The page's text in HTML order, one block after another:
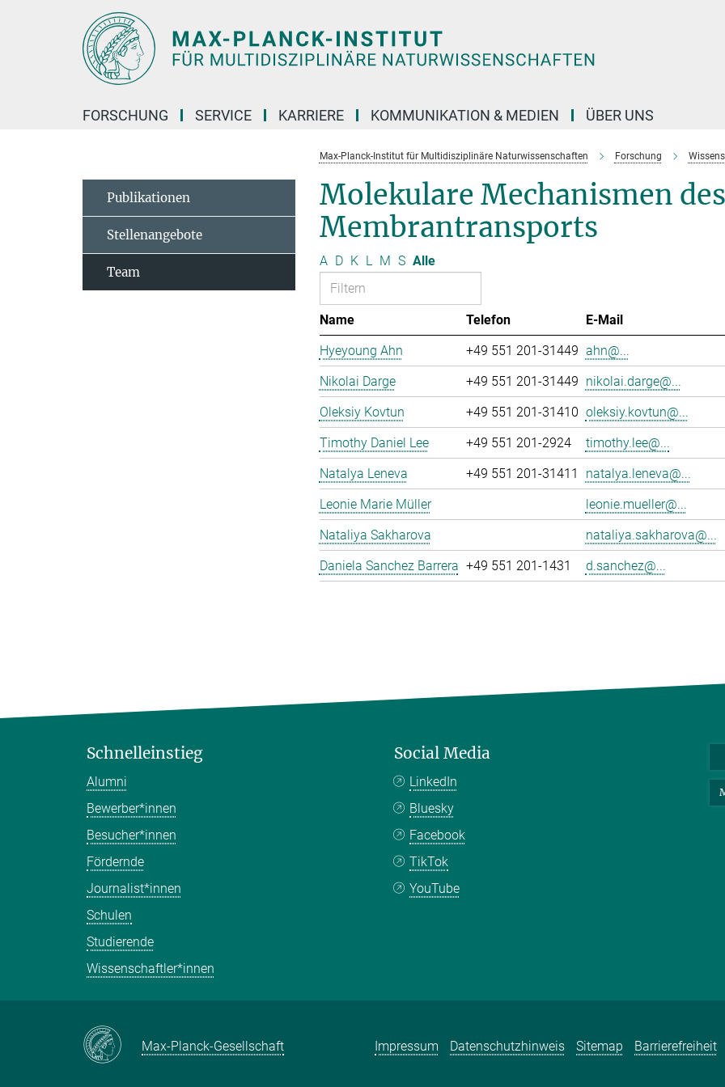
FORSCHUNG SERVICE KARRIERE KOMMUNIKATION & MEDIEN ÜBER UNS
Max-Planck-Institut für Multidisziplinäre Naturwissenschaften Forschung
Molekulare Mechanismen des
Membrantransports
A D K L M S Alle
Name Telefon
E-Mail
Hyeyoung Ahn
+49 551 201-31449 ahn@...
Nikolai Darge
+49 551 201-31449 nikolai.darge@...
Oleksiy Kovtun
+49 551 201-31410 oleksiy.kovtun@...
Timothy Daniel Lee
+49 551 201-2924
timothy.lee@...
Natalya Leneva
+49 551 201-31411
natalya.leneva@...
Leonie Marie Müller
leonie.mueller@...
Nataliya Sakharova
nataliya.sakharova@...
Daniela Sanchez Barrera +49 551 201-1431 d.sanchez@...
Publikationen
Stellenangebote
Team
Schnelleinstieg
Alumni
Bewerber*innen
Besucher*innen
Fördernde
Journalist*innen
Schulen
Studierende
Wissenschaftler*innen
Social Media
LinkedIn
Bluesky
Facebook
TikTok
YouTube
Max-Planck-Gesellschaft Impressum Datenschutzhinweis Sitemap Barrierefreiheit